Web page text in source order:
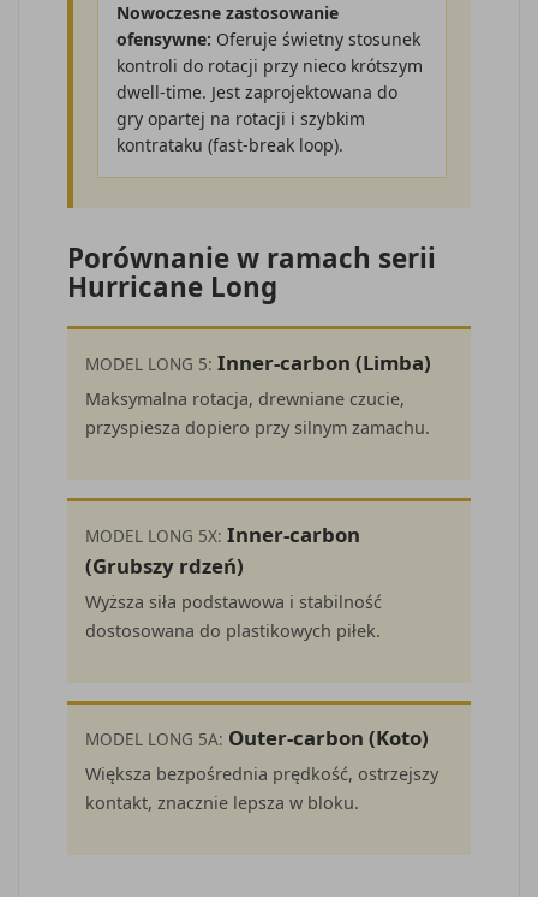
Nowoczesne zastosowanie
ofensywne: Oferuje świetny stosunek
kontroli do rotacji przy nieco krótszym
dwell-time. Jest zaprojektowana do
gry opartej na rotacji i szybkim
kontrataku (fast-break loop).
Porównanie w ramach serii
Hurricane Long
MODEL LONG 5: Inner-carbon (Limba)
Maksymalna rotacja, drewniane czucie,
przyspiesza dopiero przy silnym zamachu.
MODEL LONG 5X: Inner-carbon
(Grubszy rdzeń)
Wyższa siła podstawowa i stabilność
dostosowana do plastikowych piłek.
MODEL LONG 5A: Outer-carbon (Koto)
Większa bezpośrednia prędkość, ostrzejszy
kontakt, znacznie lepsza w bloku.